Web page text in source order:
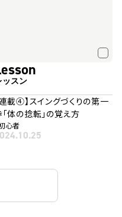
ッスン
連載④】スイングづくりの第一
体の捻転」の覚え方
心者